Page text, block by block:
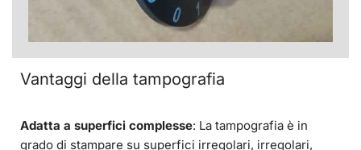
Vantaggi della tampografia
Adatta a superfici complesse: La tampografia è in
grado di stampare su superfici irregolari, irregolari,